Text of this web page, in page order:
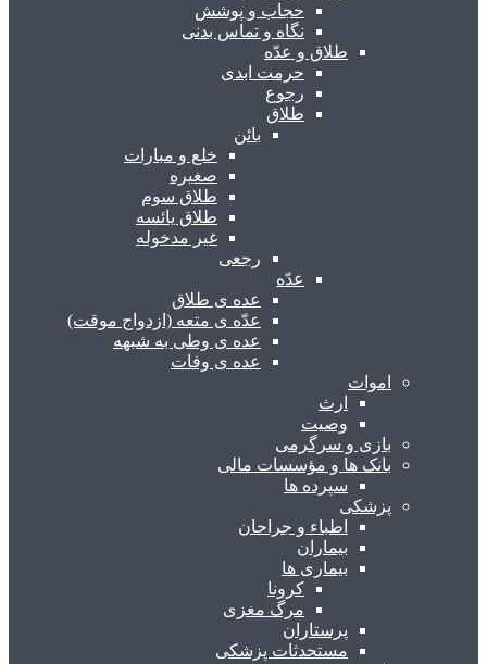
حجاب و پوشش
نگاه و تماس بدنی
طلاق و عدّه
حرمت ابدی
رجوع
طلاق
بائن
خلع و مبارات
صغیره
طلاق سوم
طلاق یائسه
غیر مدخوله
رجعی
عدّه
عده ی طلاق
عدّه ی متعه (ازدواج موقت)
عده ی وطی به شبهه
عده ی وفات
اموات
ارث
وصیت
بازی و سرگرمی
بانک ها و مؤسسات مالی
سپرده ها
پزشکی
اطباء و جراحان
بیماران
بیماری ها
کرونا
مرگ مغزی
پرستاران
مستحدثات پزشکی